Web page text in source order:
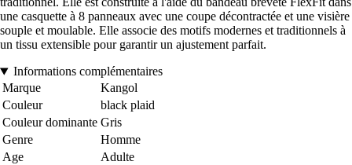
une casquette à 8 panneaux avec une coupe décontractée et une visière
souple et moulable. Elle associe des motifs modernes et traditionnels à
un tissu extensible pour garantir un ajustement parfait.
Informations complémentaires
Marque
Kangol
Couleur
black plaid
Couleur dominante Gris
Genre
Homme
Age
Adulte